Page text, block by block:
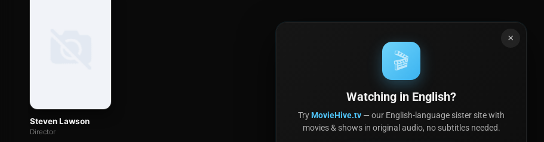
Steven Lawson
Director
×
🎬
Watching in English?
TryMovieHive.tv — our English-language sister site with
movies & shows in original audio, no subtitles needed.